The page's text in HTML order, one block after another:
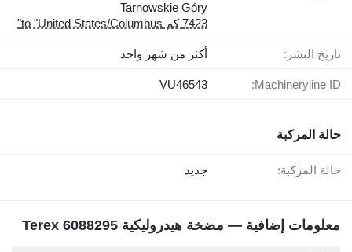
Tarnowskie Góry
7423 كم to "United States/Columbus"
تاريخ النشر: أكثر من شهر واحد
Machineryline ID:
VU46543
حالة المركبة
حالة المركبة: جديد
معلومات إضافية — مضخة هيدروليكية Terex 6088295